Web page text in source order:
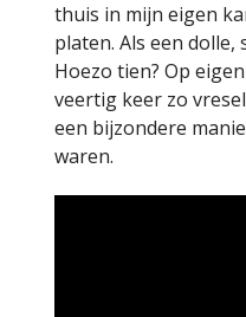
thuis in mijn eigen
platen. Als een dolle,
Hoezo tien? Op
veertig keer zo
een bijzondere
waren.